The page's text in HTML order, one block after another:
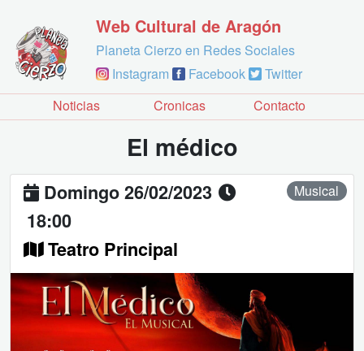
Web Cultural de Aragón
Planeta Cierzo en Redes Sociales
Instagram
Facebook
Twitter
Noticias
Cronicas Contacto
El médico
Domingo 26/02/2023
18:00
Teatro Principal
Musical